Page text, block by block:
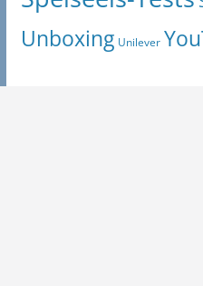
Unboxing Unilever